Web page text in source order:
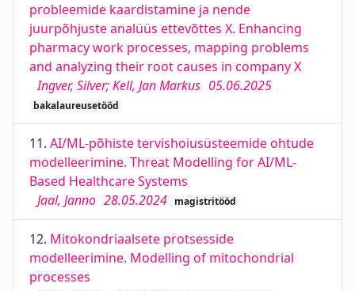
probleemide kaardistamine ja nende
juurpõhjuste analüüs ettevõttes X. Enhancing
pharmacy work processes, mapping problems
and analyzing their root causes in company X
Ingver, Silver; Kell, Jan Markus 05.06.2025
bakalaureusetööd
11. AI/ML-põhiste tervishoiusüsteemide ohtude
modelleerimine. Threat Modelling for AI/ML-
Based Healthcare Systems
Jaal, Janno 28.05.2024 magistritööd
12. Mitokondriaalsete protsesside
modelleerimine. Modelling of mitochondrial
processes